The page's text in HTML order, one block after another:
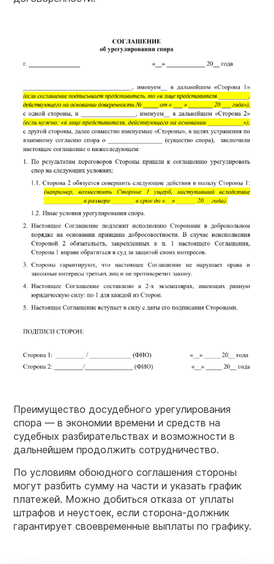
Преимущество досудебного урегулирования
спора — в экономии времени и средств на
судебных разбирательствах и возможности в
дальнейшем продолжить сотрудничество.
По условиям обоюдного соглашения стороны
могут разбить сумму на части и указать график
платежей. Можно добиться отказа от уплаты
штрафов и неустоек, если сторона-должник
гарантирует своевременные выплаты по графику.